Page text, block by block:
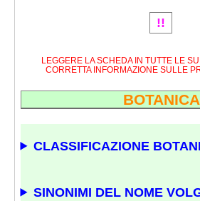
!!
LEGGERE LA SCHEDA IN TUTTE LE
CORRETTA INFORMAZIONE SULLE
BOTANICA
CLASSIFICAZIONE
SINONIMI DEL NOME